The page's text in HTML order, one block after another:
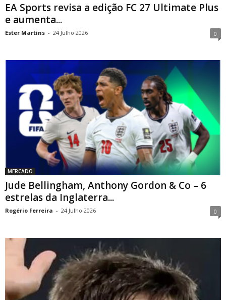
EA Sports revisa a edição FC 27 Ultimate Plus
e aumenta...
Ester Martins - 24 Julho 2026 0
MERCADO
Jude Bellingham, Anthony Gordon & Co – 6
estrelas da Inglaterra...
Rogério Ferreira - 24 Julho 2026 0